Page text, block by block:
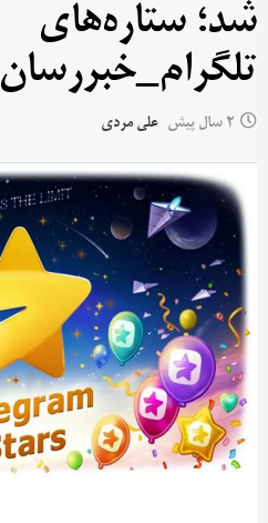
شد؛ ستاره‌های
تلگرام_خبررسان
2 سال پیش علی مردی